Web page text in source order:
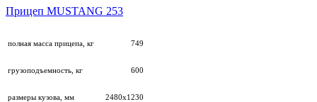
Прицеп MUSTANG 253
полная масса прицепа, кг 749
грузоподъемность, кг 600
размеры кузова, мм 2480х1230